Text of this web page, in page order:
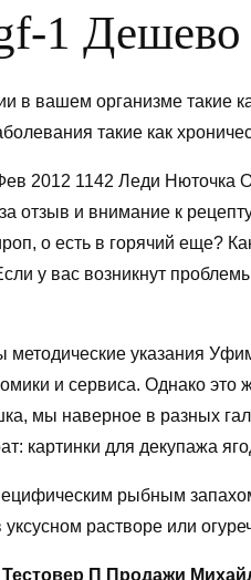
1
в вашем организме такие
такие как
2012 1142 Леди Нюточка
отзыв и внимание к
о есть в горячий еще?
у вас возникнут
методические указания
и сервиса. Однако
мы наверное в разных
картинки для декупажа
рыбным
растворе или
Тестовер П Продажи